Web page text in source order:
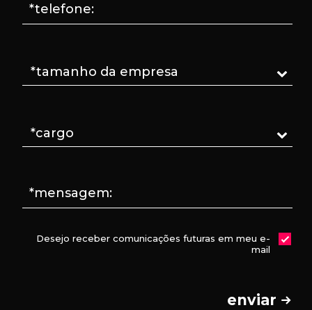
*telefone:
*mensagem:
Desejo receber comunicações futuras em meu e-
mail
enviar